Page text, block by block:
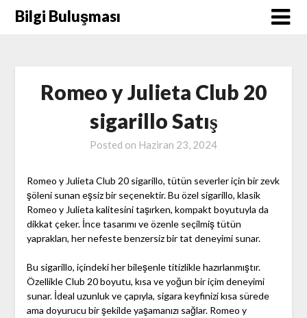
SkipBilgi Buluşması
Romeo y Julieta Club 20
sigarillo Satış
Posted on Haziran 23, 2024
Romeo y Julieta Club 20 sigarillo, tütün severler için bir zevk
şöleni sunan eşsiz bir seçenektir. Bu özel sigarillo, klasik
Romeo y Julieta kalitesini taşırken, kompakt boyutuyla da
dikkat çeker. İnce tasarımı ve özenle seçilmiş tütün
yaprakları, her nefeste benzersiz bir tat deneyimi sunar.
Bu sigarillo, içindeki her bileşenle titizlikle hazırlanmıştır.
Özellikle Club 20 boyutu, kısa ve yoğun bir içim deneyimi
sunar. İdeal uzunluk ve çapıyla, sigara keyfinizi kısa sürede
ama doyurucu bir şekilde yaşamanızı sağlar. Romeo y